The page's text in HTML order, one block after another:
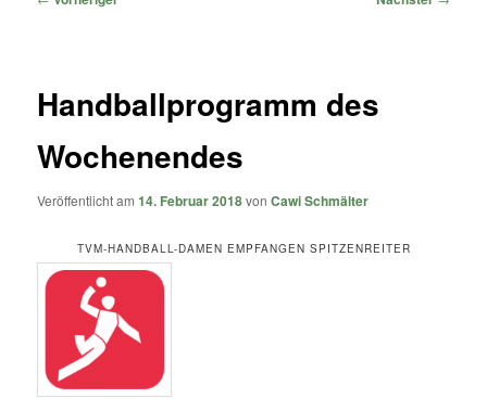
Handballprogramm des
Wochenendes
Veröffentlicht am14. Februar 2018vonCawi Schmälter
TVM-HANDBALL-DAMEN EMPFANGEN SPITZENREITER